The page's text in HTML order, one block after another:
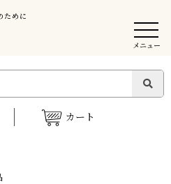
ために
メニュー
カート